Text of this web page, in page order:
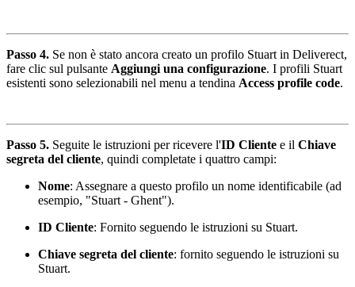
Passo 4. Se non è stato ancora creato un profilo Stuart in Deliverect,
fare clic sul pulsante Aggiungi una configurazione. I profili Stuart
esistenti sono selezionabili nel menu a tendina Access profile code.
Passo 5. Seguite le istruzioni per ricevere l'ID Cliente e il Chiave
segreta del cliente, quindi completate i quattro campi:
Nome: Assegnare a questo profilo un nome identificabile (ad
esempio, "Stuart - Ghent").
ID Cliente: Fornito seguendo le istruzioni su Stuart.
Chiave segreta del cliente: fornito seguendo le istruzioni su
Stuart.